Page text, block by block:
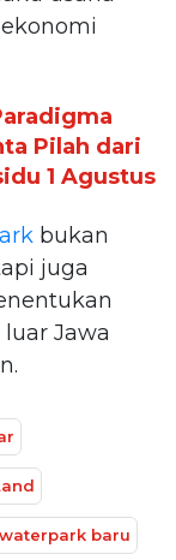
Pilah dari
1 Agustus
bukan
juga
Jawa
baru